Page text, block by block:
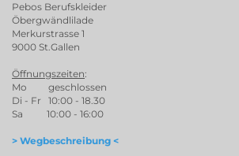
Pebos Berufskleider
Öbergwändlilade
Merkurstrasse 1
9000 St.Gallen
Öffnungszeiten:
Mo geschlossen
Di - Fr 10:00 - 18.30
Sa 10:00 - 16:00
> Wegbeschreibung <